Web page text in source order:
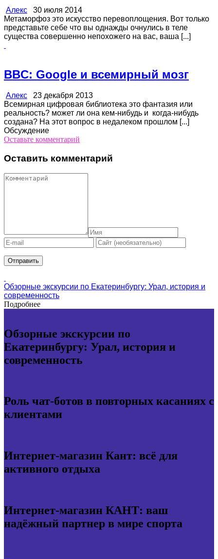
Алекс 30 июля 2014
Метаморфоз это искусство перевоплощения. Вот только
представьте себе что вы однажды очнулись в теле
существа совершенно непохожего на вас, ваша [...]
BBC: Google и всемирный мозг
Алекс 23 декабря 2013
Всемирная цифровая библиотека это фантазия или
реальность? может ли она кем-нибудь и когда-нибудь
создана? На этот вопрос в недалеком прошлом [...]
Обсуждение
Оставьте комментарий
Оставить комментарий
Обзорные экскурсии по Екатеринбургу: Урал, история и
современность
Подробнее
Обзорные экскурсии по
Екатеринбургу: Урал, история и
современность
Роль чат-ботов в повторных касаниях с
клиентами
Интернет-магазин Кант: всё для
активного отдыха
Интернет-магазин КАНТ: ваш
надёжный партнер в мире спорта